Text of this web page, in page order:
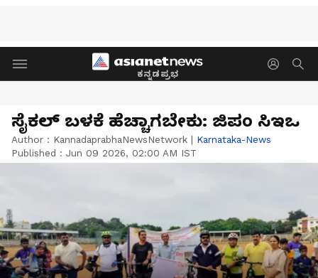
ಕನ್ನಡಪ್ರಭ
ಸೈಕಲ್ ಬಳಕೆ ಹೆಚ್ಚಾಗಬೇಕು: ಜಿಪಂ ಸಿಇಒ
Author : KannadaprabhaNewsNetwork | Karnataka-News
Published : Jun 09 2026, 02:00 AM IST